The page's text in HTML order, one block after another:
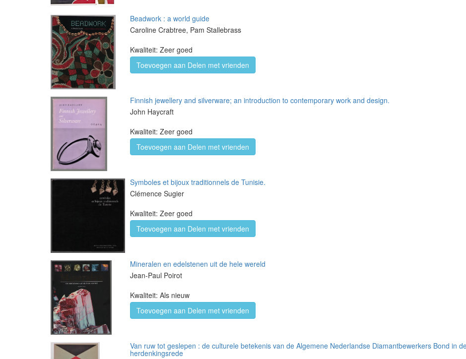
Beadwork : a world guide
Caroline Crabtree, Pam Stallebrass
Kwaliteit: Zeer goed
Toevoegen aan Delen met vrienden
Finnish jewellery and silverware; an introduction to contemporary work and design.
John Haycraft
Kwaliteit: Zeer goed
Toevoegen aan Delen met vrienden
Symboles et bijoux traditionnels de Tunisie.
Clémence Sugier
Kwaliteit: Zeer goed
Toevoegen aan Delen met vrienden
Mineralen en edelstenen uit de hele wereld
Jean-Paul Poirot
Kwaliteit: Als nieuw
Toevoegen aan Delen met vrienden
Van ruw tot geslepen : de culturele betekenis van de Algemene Nederlandse Diamantbewerkers Bond in
herdenkingsrede